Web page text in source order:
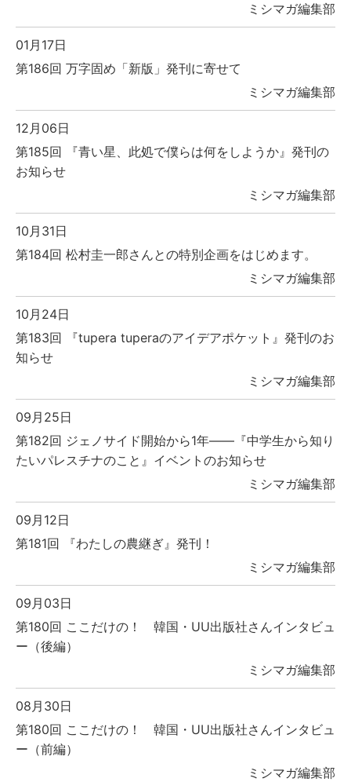
ミシマガ編集部
01月17日
第186回 万字固め「新版」発刊に寄せて
ミシマガ編集部
12月06日
第185回 『青い星、此処で僕らは何をしようか』発刊の
お知らせ
ミシマガ編集部
10月31日
第184回 松村圭一郎さんとの特別企画をはじめます。
ミシマガ編集部
10月24日
第183回 『tupera tuperaのアイデアポケット』発刊のお
知らせ
ミシマガ編集部
09月25日
第182回 ジェノサイド開始から1年――『中学生から知り
たいパレスチナのこと』イベントのお知らせ
ミシマガ編集部
09月12日
第181回 『わたしの農継ぎ』発刊！
ミシマガ編集部
09月03日
第180回 ここだけの！ 韓国・UU出版社さんインタビュ
ー（後編）
ミシマガ編集部
08月30日
第180回 ここだけの！ 韓国・UU出版社さんインタビュ
ー（前編）
ミシマガ編集部